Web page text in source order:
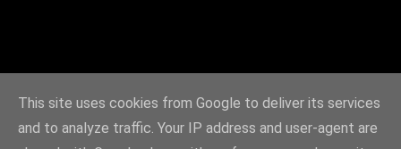
This site uses cookies from Google to deliver its services
and to analyze traffic. Your IP address and user-agent are